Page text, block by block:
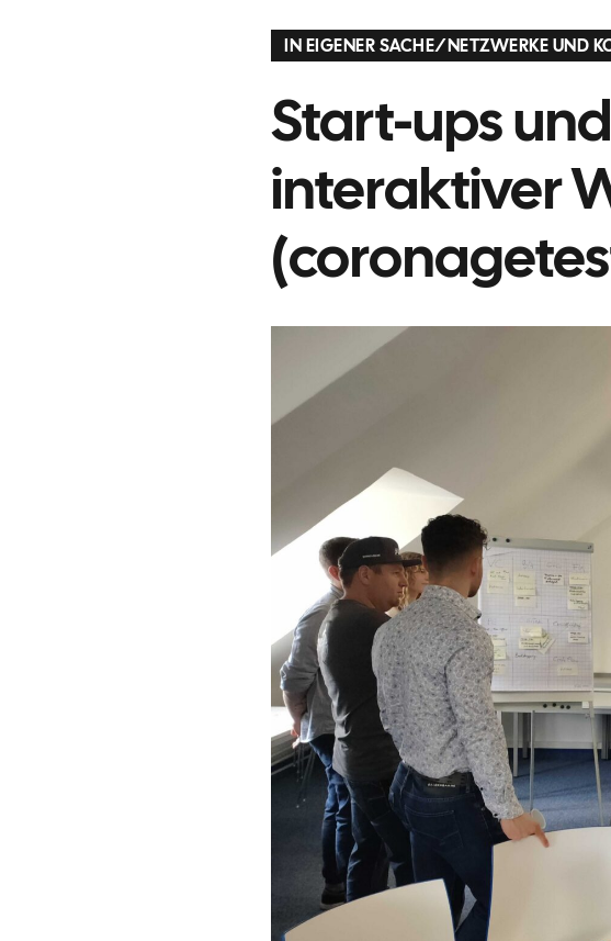
IN EIGENER SACHE/NETZWERKE UND
Start-ups
interaktiver